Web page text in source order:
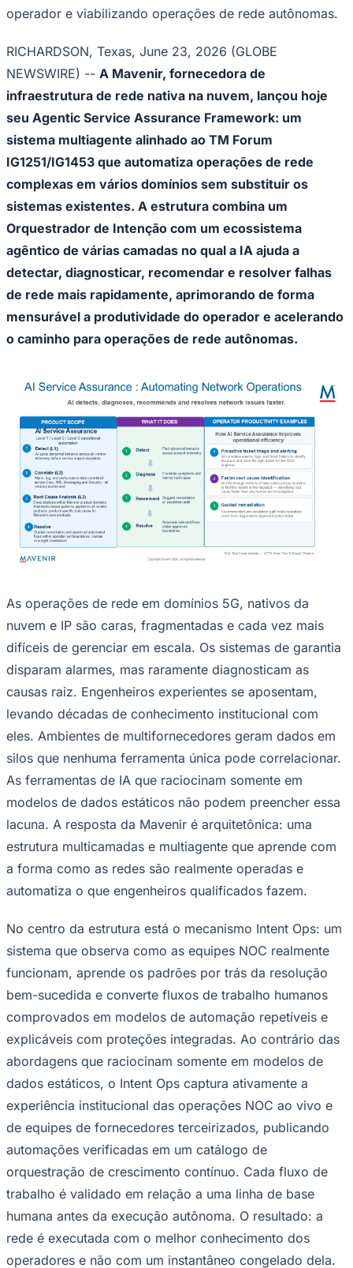
Anuncie no Portal
Publicidade Legal
Negócios Regionais
Turismo
Segurança Regional
Hospitais Estaduais
Parques & Represas
Cidades da Região
Santana de ParnaíbaOsascoCarapicuíbaJandiraItapeviCotiaPirapora
do Bom Jesus
Araçariguama Cajamar Caieiras
Franco da
RochaFrancisco MoratoTaboão da SerraEmbu das ArtesSão Roque
Para Sua Empresa
Anuncie Regional
Vagas na RegiãoNovo
Hub de Negócios
Guia Comercial
Selo Verificado
Portal Educacional
Concursos
Panorama Econômico
Panorama Econômico
Para Sua Empresa
Anuncie no Portal
Verificar Empresa
Novo
Anunciar Vagas
Novo
Publicidade Legal
UFC
Tênis (ATP)
NHL
Atletismo
NBB
Competições de Futebol
Brasileirão Série B
Paulistão
Libertadores
Sul-Americana
Copa América
Champions League
La Liga
Bundesliga
Times - Ir direto
operador e viabilizando operações de rede autônomas.
RICHARDSON, Texas, June 23, 2026 (GLOBE
NEWSWIRE) -- A Mavenir, fornecedora de
infraestrutura de rede nativa na nuvem, lançou hoje
seu Agentic Service Assurance Framework: um
sistema multiagente alinhado ao TM Forum
IG1251/IG1453 que automatiza operações de rede
complexas em vários domínios sem substituir os
sistemas existentes. A estrutura combina um
Orquestrador de Intenção com um ecossistema
agêntico de várias camadas no qual a IA ajuda a
detectar, diagnosticar, recomendar e resolver falhas
de rede mais rapidamente, aprimorando de forma
mensurável a produtividade do operador e acelerando
o caminho para operações de rede autônomas.
As operações de rede em domínios 5G, nativos da
nuvem e IP são caras, fragmentadas e cada vez mais
difíceis de gerenciar em escala. Os sistemas de garantia
disparam alarmes, mas raramente diagnosticam as
causas raiz. Engenheiros experientes se aposentam,
levando décadas de conhecimento institucional com
eles. Ambientes de multifornecedores geram dados em
silos que nenhuma ferramenta única pode correlacionar.
As ferramentas de IA que raciocinam somente em
modelos de dados estáticos não podem preencher essa
lacuna. A resposta da Mavenir é arquitetônica: uma
estrutura multicamadas e multiagente que aprende com
a forma como as redes são realmente operadas e
automatiza o que engenheiros qualificados fazem.
No centro da estrutura está o mecanismo Intent Ops: um
sistema que observa como as equipes NOC realmente
funcionam, aprende os padrões por trás da resolução
bem-sucedida e converte fluxos de trabalho humanos
comprovados em modelos de automação repetíveis e
explicáveis com proteções integradas. Ao contrário das
abordagens que raciocinam somente em modelos de
dados estáticos, o Intent Ops captura ativamente a
experiência institucional das operações NOC ao vivo e
de equipes de fornecedores terceirizados, publicando
automações verificadas em um catálogo de
orquestração de crescimento contínuo. Cada fluxo de
trabalho é validado em relação a uma linha de base
humana antes da execução autônoma. O resultado: a
rede é executada com o melhor conhecimento dos
operadores e não com um instantâneo congelado dela.